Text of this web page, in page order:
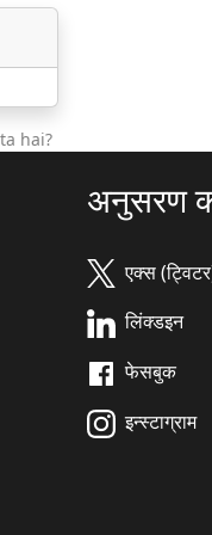
hai?
अनुसरण
एक्स
लिंक्डइन
फेसबुक
इन्स्टाग्राम